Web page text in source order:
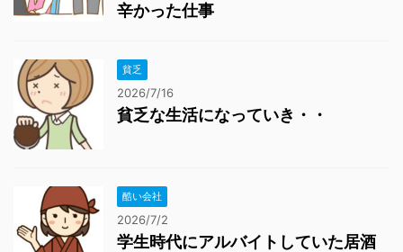
辛かった仕事
貧乏
2026/7/16
貧乏な生活になっていき・・
酷い会社
2026/7/2
学生時代にアルバイトしていた居酒